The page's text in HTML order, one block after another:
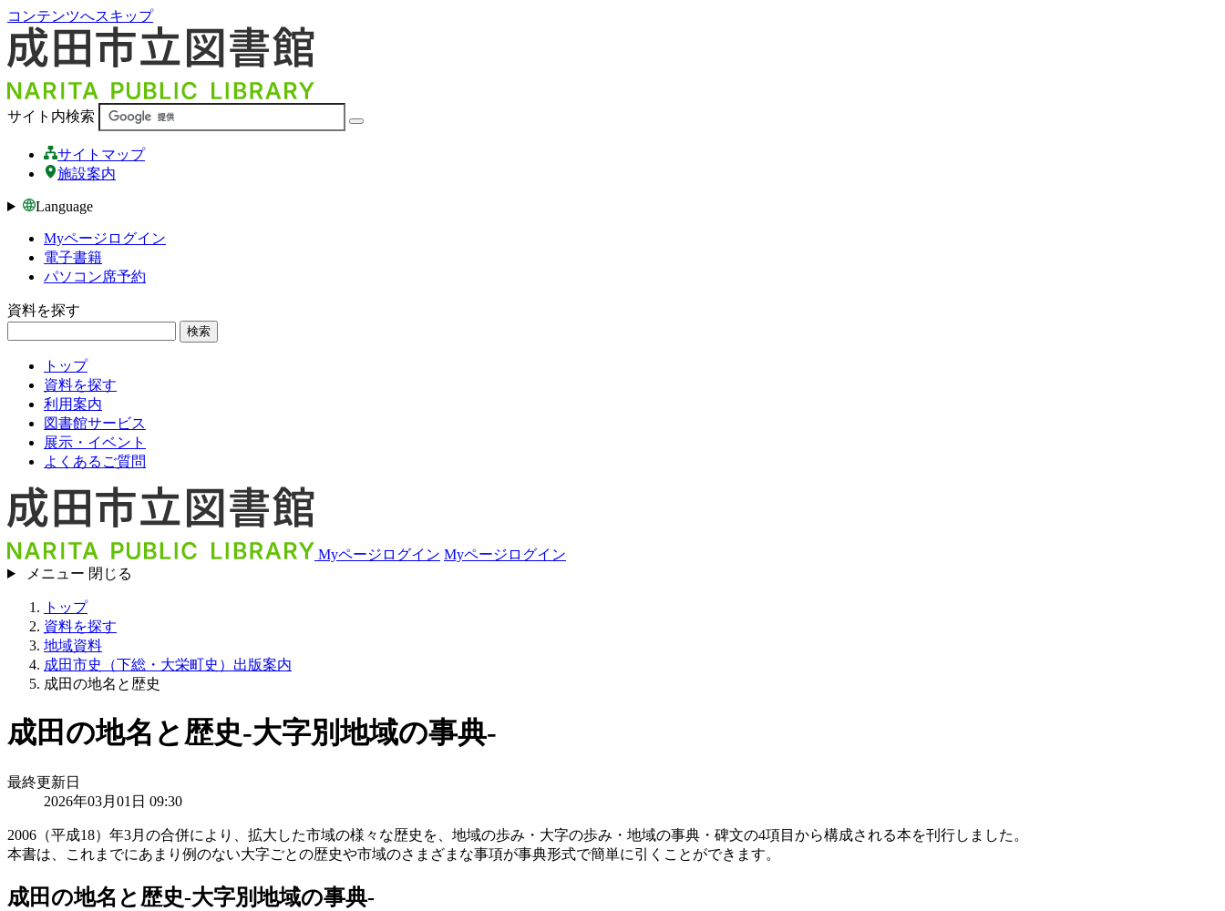
コンテンツへスキップ
サイト内検索
サイトマップ
施設案内
Language
Myページログイン
電子書籍
パソコン席予約
資料を探す
検索
トップ
資料を探す
利用案内
図書館サービス
展示・イベント
よくあるご質問
Myページログイン Myページログイン
メニュー 閉じる
トップ
資料を探す
地域資料
成田市史（下総・大栄町史）出版案内
成田の地名と歴史
成田の地名と歴史-大字別地域の事典-
最終更新日
2026年03月01日 09:30
2006（平成18）年3月の合併により、拡大した市域の様々な歴史を、地域の歩み・大字の歩み・地域の事典・碑文の4項目から構成される本を刊行しました。
本書は、これまでにあまり例のない大字ごとの歴史や市域のさまざまな事項が事典形式で簡単に引くことができます。
成田の地名と歴史-大字別地域の事典-